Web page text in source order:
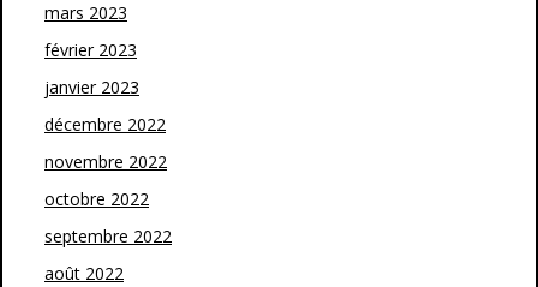
mars 2023
février 2023
janvier 2023
décembre 2022
novembre 2022
octobre 2022
septembre 2022
août 2022